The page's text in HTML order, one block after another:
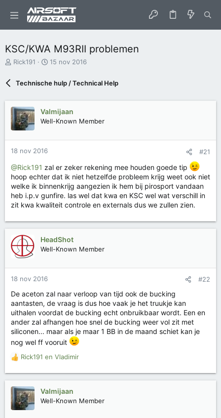
KSC/KWA M93RII problemen
O
d
w
e
r
p
s
t
r
t
e
r
Rick191
S
r
a
t
m
15 nov 2016
Technische hulp / Technical Help
Valmijaan
Well-Known Member
18 nov 2016 #21
@Rick191 zal er zeker rekening mee houden goede tip
hoop echter dat ik niet hetzelfde probleem krijg weet ook niet
welke ik binnenkrijg aangezien ik hem bij pirosport vandaan
heb i.p.v gunfire. las wel dat kwa en KSC wel wat verschill in
zit kwa kwaliteit controle en externals dus we zullen zien.
HeadShot
Well-Known Member
18 nov 2016 #22
De aceton zal naar verloop van tijd ook de bucking
aantasten, de vraag is dus hoe vaak je het truukje kan
uithalen voordat de bucking echt onbruikbaar wordt. Een en
ander zal afhangen hoe snel de bucking weer vol zit met
siliconen... maar als je maar 1 BB in de maand schiet kan je
nog wel ff vooruit
W
r
d
e
Rick191 en Vladimir
Valmijaan
Well-Known Member